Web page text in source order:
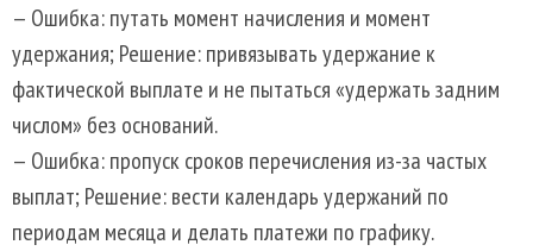
— Ошибка: путать момент начисления и момент
удержания; Решение: привязывать удержание к
фактической выплате и не пытаться «удержать задним
числом» без оснований.
— Ошибка: пропуск сроков перечисления из-за частых
выплат; Решение: вести календарь удержаний по
периодам месяца и делать платежи по графику.